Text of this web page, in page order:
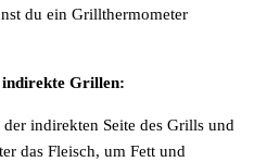
du ein Grillthermometer
indirekte Grillen:
indirekten Seite des Grills und
das Fleisch, um Fett und